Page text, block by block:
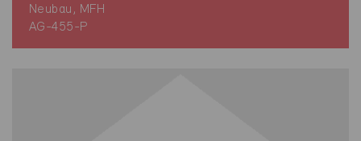
Neubau, MFH
AG-455-P